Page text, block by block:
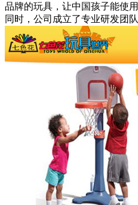
品牌的玩具，让中国孩子能使
同时，公司成立了专业研发团